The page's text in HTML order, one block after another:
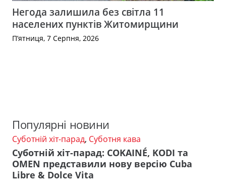
Негода залишила без світла 11
населених пунктів Житомирщини
П’ятниця, 7 Серпня, 2026
Популярні новини
Суботній хіт-парад, Суботня кава
Суботній хіт-парад: COKAINÉ, KODI та
OMEN представили нову версію Cuba
Libre & Dolce Vita